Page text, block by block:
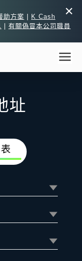
×
助方案
K Cash
有關偽冒本公司職員
址